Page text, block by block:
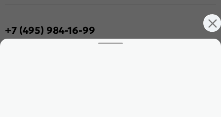
+7 (495) 984-16-99